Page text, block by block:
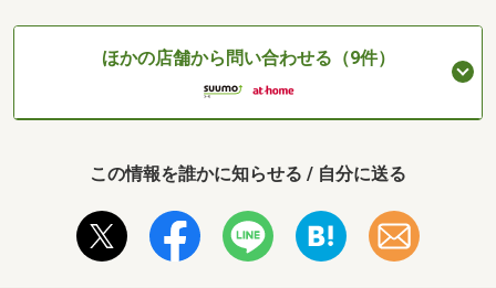
ほかの店舗から問い合わせる（9件）
この情報を誰かに知らせる / 自分に送る